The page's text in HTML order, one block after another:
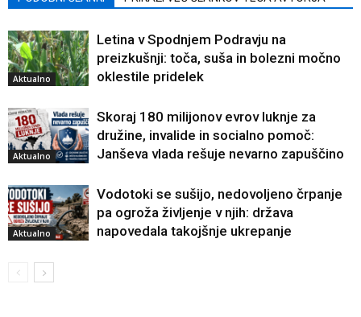
Aktualno
Letina v Spodnjem Podravju na
preizkušnji: toča, suša in bolezni močno
oklestile pridelek
Aktualno
Skoraj 180 milijonov evrov luknje za
družine, invalide in socialno pomoč:
Janševa vlada rešuje nevarno zapuščino
Aktualno
Vodotoki se sušijo, nedovoljeno črpanje
pa ogroža življenje v njih: država
napovedala takojšnje ukrepanje